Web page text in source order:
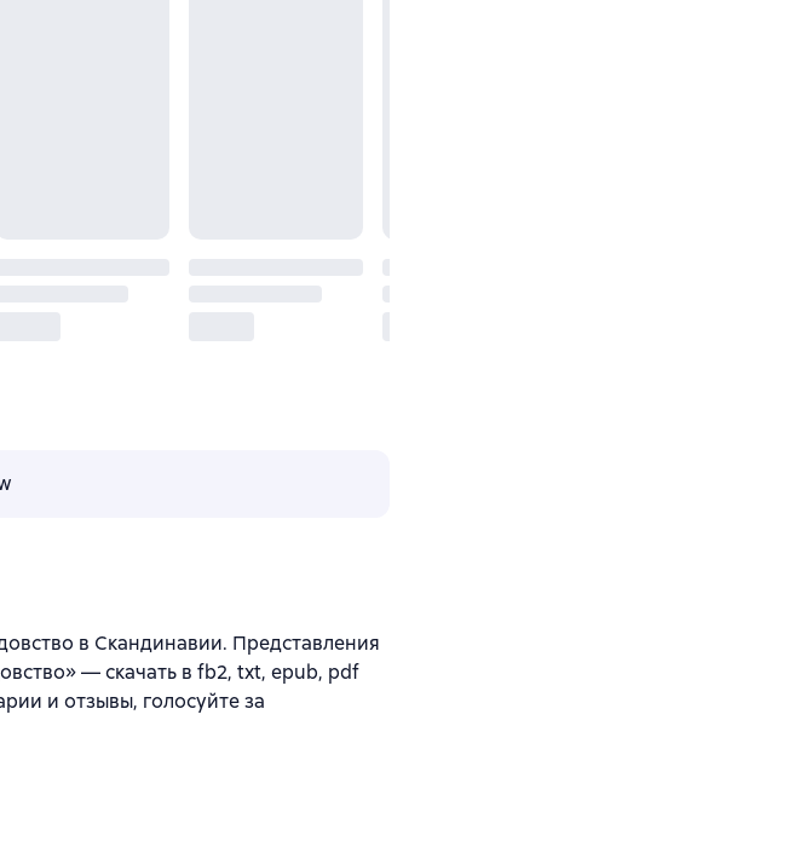
в Скандинавии. Представления
— скачать в fb2, txt, epub, pdf
и отзывы, голосуйте за